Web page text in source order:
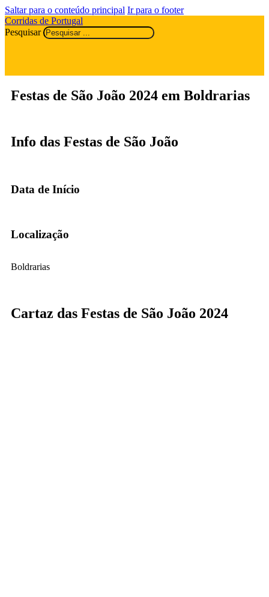
Saltar para o conteúdo principal Ir para o footer
Corridas de Portugal
Pesquisar
Festas de São João 2024 em Boldrarias
Info das Festas de São João
Data de Início
Localização
Boldrarias
Cartaz das Festas de São João 2024